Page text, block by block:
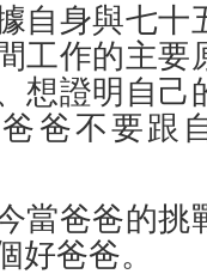
自身與七十
工作的主要
想證明自己
爸不要跟
當爸爸的挑
好爸爸。